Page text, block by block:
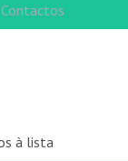
Contactos
à lista